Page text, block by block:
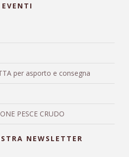
per asporto e consegna
PESCE CRUDO
NEWSLETTER